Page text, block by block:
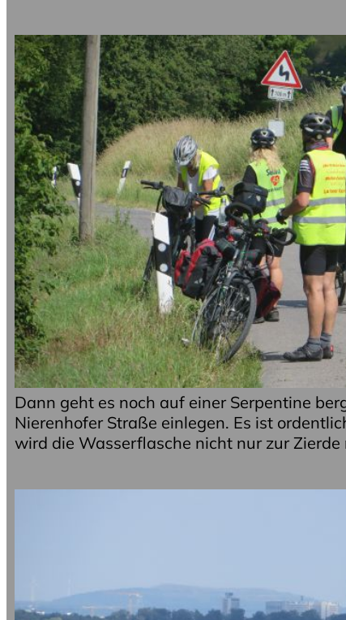
Dann geht es noch auf einer Serpentine
Nierenhofer Straße einlegen. Es ist
wird die Wasserflasche nicht nur zur